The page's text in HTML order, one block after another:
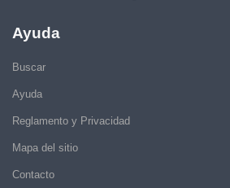
Ayuda
Buscar
Ayuda
Reglamento y Privacidad
Mapa del sitio
Contacto